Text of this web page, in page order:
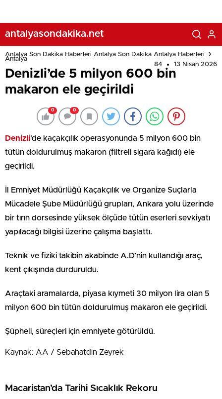
antalyasondakika.net
Antalya Son Dakika Haberleri Antalya Son Dakika Antalya Haberleri
Antalya
84
13 Nisan 2026
Denizli’de 5 milyon 600 bin
makaron ele geçirildi
0 0
Denizli‘de kaçakçılık operasyonunda 5 milyon 600 bin
tütün doldurulmuş makaron (filtreli sigara kağıdı) ele
geçirildi.
İl Emniyet Müdürlüğü Kaçakçılık ve Organize Suçlarla
Mücadele Şube Müdürlüğü grupları, Ankara yolu üzerinde
bir tırın dorsesinde yüksek ölçüde tütün eserleri sevkiyatı
yapılacağı bilgisi üzerine çalışma başlattı.
Teknik ve fiziki takibin akabinde A.D’nin kullandığı araç,
kent çıkışında durduruldu.
Araçtaki aramalarda, piyasa kıymeti 30 milyon lira olan 5
milyon 600 bin tütün doldurulmuş makaron ele geçirildi.
Şüpheli, süreçleri için emniyete götürüldü.
Kaynak: AA / Sebahatdin Zeyrek
Macaristan’da Tarihi Sıcaklık Rekoru